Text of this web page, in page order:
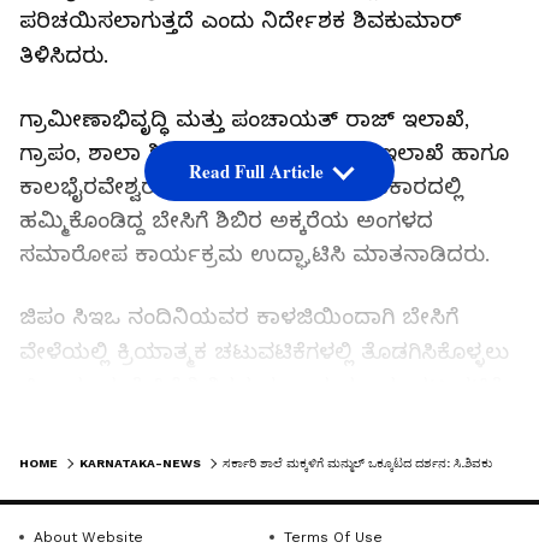
ಪರಿಚಯಿಸಲಾಗುತ್ತದೆ ಎಂದು ನಿರ್ದೇಶಕ ಶಿವಕುಮಾರ್
ತಿಳಿಸಿದರು.
ಗ್ರಾಮೀಣಾಭಿವೃದ್ಧಿ ಮತ್ತು ಪಂಚಾಯತ್ ರಾಜ್ ಇಲಾಖೆ,
ಗ್ರಾಪಂ, ಶಾಲಾ ಶಿಕ್ಷಣ ಇಲಾಖೆ ಗ್ರಂಥಾಲಯ ಇಲಾಖೆ ಹಾಗೂ
ಕಾಲಭೈರವೇಶ್ವರ ಜಾನಪದಕಲಾ ತಂಡದ ಸಹಕಾರದಲ್ಲಿ
ಹಮ್ಮಿಕೊಂಡಿದ್ದ ಬೇಸಿಗೆ ಶಿಬಿರ ಅಕ್ಕರೆಯ ಅಂಗಳದ
ಸಮಾರೋಪ ಕಾರ್ಯಕ್ರಮ ಉದ್ಘಾಟಿಸಿ ಮಾತನಾಡಿದರು.
ಜಿಪಂ ಸಿಇಒ ನಂದಿನಿಯವರ ಕಾಳಜಿಯಿಂದಾಗಿ ಬೇಸಿಗೆ
ವೇಳೆಯಲ್ಲಿ ಕ್ರಿಯಾತ್ಮಕ ಚಟುವಟಿಕೆಗಳಲ್ಲಿ ತೊಡಗಿಸಿಕೊಳ್ಳಲು
ಎಂದರು.
Read Full Article
HOME KARNATAKA-NEWS
About Website
Terms Of Use